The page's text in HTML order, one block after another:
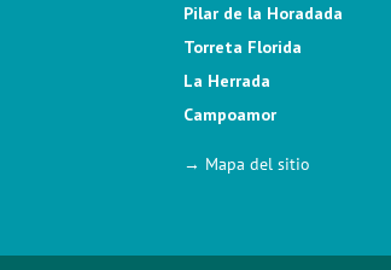
Pilar de la Horadada
Torreta Florida
La Herrada
Campoamor
→ Mapa del sitio